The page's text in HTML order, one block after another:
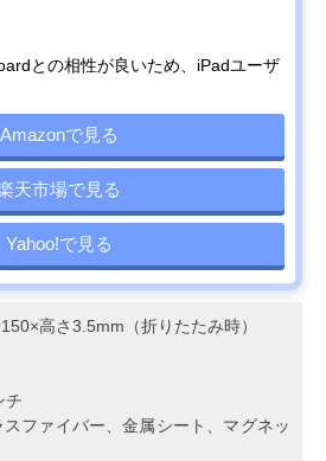
との相性が良いため、iPadユーザ
Amazonで見る
天市場で見る
Yahoo!で見る
高さ3.5mm（折りたたみ時）
チ
スファイバー、金属シート、マグネッ